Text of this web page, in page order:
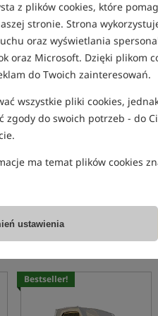
z plików cookies, które
stronie. Strona
oraz wyświetlania
oraz Microsoft. Dzięki plikom
do Twoich zainteresowań.
wszystkie pliki cookies,
zgody do swoich potrzeb - do
ma temat plików cookies
ustawienia
Bestseller! 5,0
KUP
Bestseller!